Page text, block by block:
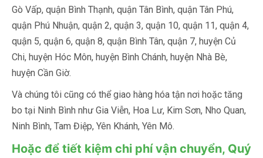
Gò Vấp, quận Bình Thạnh, quận Tân Bình, quận Tân Phú,
quận Phú Nhuận, quận 2, quận 3, quận 10, quận 11, quận 4,
quận 5, quận 6, quận 8, quận Bình Tân, quận 7, huyện Củ
Chi, huyện Hóc Môn, huyện Bình Chánh, huyện Nhà Bè,
huyện Cần Giờ.
Và chúng tôi cũng có thể giao hàng hóa tận nơi hoặc tăng
bo tại Ninh Bình như Gia Viễn, Hoa Lư, Kim Sơn, Nho Quan,
Ninh Bình, Tam Điệp, Yên Khánh, Yên Mô.
Hoặc để tiết kiệm chi phí vận chuyển, Quý